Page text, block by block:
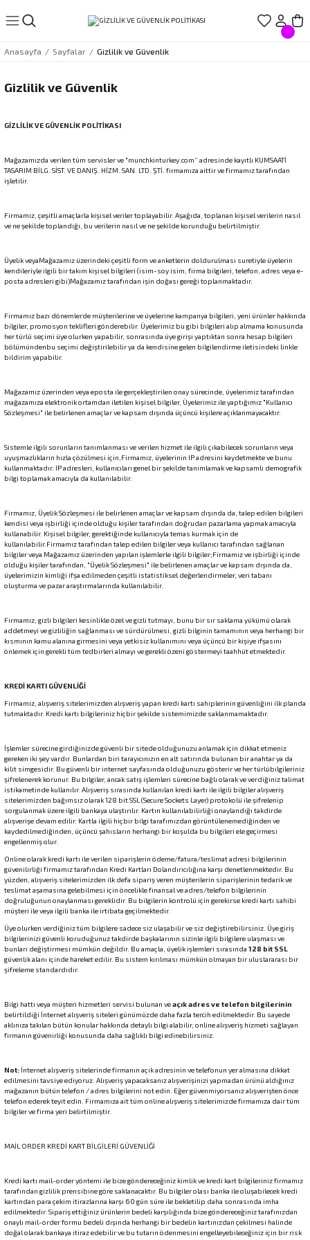
Geri Dön
Geri Dön
Suluklar
Geri Dön
Setleri
Geri Dön
Geri Dön
Anasayfa Sayfalar Gizlilik ve Güvenlik
Gizlilik ve Güvenlik
GİZLİLİK VE GÜVENLİK POLİTİKASI
Mağazamızda verilen tüm servisler ve "munchkinturkey.com” adresinde kayıtlı KUMSAATİ
TASARIM BİLG. SİST. VE DANIŞ. HİZM. SAN. LTD. ŞTİ. firmamıza aittir ve firmamız tarafından
işletilir.
Firmamız, çeşitli amaçlarla kişisel veriler toplayabilir. Aşağıda, toplanan kişisel verilerin nasıl
ve ne şekilde toplandığı, bu verilerin nasıl ve ne şekilde korunduğu belirtilmiştir.
Üyelik veyaMağazamız üzerindeki çeşitli form ve anketlerin doldurulması suretiyle üyelerin
kendileriyle ilgili bir takım kişisel bilgileri (isim-soy isim, firma bilgileri, telefon, adres veya e-
posta adresleri gibi)Mağazamız tarafından işin doğası gereği toplanmaktadır.
Firmamız bazı dönemlerde müşterilerine ve üyelerine kampanya bilgileri, yeni ürünler hakkında
bilgiler, promosyon teklifleri gönderebilir. Üyelerimiz bu gibi bilgileri alıp almama konusunda
her türlü seçimi üye olurken yapabilir, sonrasında üye girişi yaptıktan sonra hesap bilgileri
bölümündenbu seçimi değiştirilebilir ya da kendisine gelen bilgilendirme iletisindeki linkle
bildirim yapabilir.
Mağazamız üzerinden veya eposta ile gerçekleştirilen onay sürecinde, üyelerimiz tarafından
mağazamıza elektronik ortamdan iletilen kişisel bilgiler, Üyelerimiz ile yaptığımız "Kullanıcı
Sözleşmesi" ile belirlenen amaçlar ve kapsam dışında üçüncü kişilere açıklanmayacaktır.
Sistemle ilgili sorunların tanımlanması ve verilen hizmet ile ilgili çıkabilecek sorunların veya
uyuşmazlıkların hızla çözülmesi için,Firmamız, üyelerinin IP adresini kaydetmekte ve bunu
kullanmaktadır. IP adresleri, kullanıcıları genel bir şekilde tanımlamak ve kapsamlı demografik
bilgi toplamak amacıyla da kullanılabilir.
Firmamız, Üyelik Sözleşmesi ile belirlenen amaçlar ve kapsam dışında da, talep edilen bilgileri
kendisi veya işbirliği içinde olduğu kişiler tarafından doğrudan pazarlama yapmak amacıyla
kullanabilir. Kişisel bilgiler, gerektiğinde kullanıcıyla temas kurmak için de
kullanılabilir.Firmamız tarafından talep edilen bilgiler veya kullanıcı tarafından sağlanan
bilgiler veya Mağazamız üzerinden yapılan işlemlerle ilgili bilgiler;Firmamız ve işbirliği içinde
olduğu kişiler tarafından, "Üyelik Sözleşmesi" ile belirlenen amaçlar ve kapsam dışında da,
üyelerimizin kimliği ifşa edilmeden çeşitli istatistiksel değerlendirmeler, veri tabanı
oluşturma ve pazar araştırmalarında kullanılabilir.
Firmamız, gizli bilgileri kesinlikle özel ve gizli tutmayı, bunu bir sır saklama yükümü olarak
addetmeyi ve gizliliğin sağlanması ve sürdürülmesi, gizli bilginin tamamının veya herhangi bir
kısmının kamu alanına girmesini veya yetkisiz kullanımını veya üçüncü bir kişiye ifşasını
önlemek için gerekli tüm tedbirleri almayı ve gerekli özeni göstermeyi taahhüt etmektedir.
KREDİ KARTI GÜVENLİĞİ
Firmamız, alışveriş sitelerimizden alışveriş yapan kredi kartı sahiplerinin güvenliğini ilk planda
tutmaktadır. Kredi kartı bilgileriniz hiçbir şekilde sistemimizde saklanmamaktadır.
İşlemler sürecine girdiğinizde güvenli bir sitede olduğunuzu anlamak için dikkat etmeniz
gereken iki şey vardır. Bunlardan biri tarayıcınızın en alt satırında bulunan bir anahtar ya da
kilit simgesidir. Bu güvenli bir internet sayfasında olduğunuzu gösterir ve her türlübilgileriniz
şifrelenerek korunur. Bu bilgiler, ancak satış işlemleri sürecine bağlı olarak ve verdiğiniz talimat
istikametinde kullanılır. Alışveriş sırasında kullanılan kredi kartı ile ilgili bilgiler alışveriş
sitelerimizden bağımsız olarak 128 bit SSL (Secure Sockets Layer) protokolü ile şifrelenip
sorgulanmak üzere ilgili bankaya ulaştırılır. Kartın kullanılabilirliği onaylandığı takdirde
alışverişe devam edilir. Kartla ilgili hiçbir bilgi tarafımızdan görüntülenemediğinden ve
kaydedilmediğinden, üçüncü şahısların herhangi bir koşulda bu bilgileri ele geçirmesi
engellenmiş olur.
Online olarak kredi kartı ile verilen siparişlerin ödeme/fatura/teslimat adresi bilgilerinin
güvenilirliği firmamız tarafından Kredi Kartları Dolandırıcılığına karşı denetlenmektedir. Bu
yüzden, alışveriş sitelerimizden ilk defa sipariş veren müşterilerin siparişlerinin tedarik ve
teslimat aşamasına gelebilmesi için öncelikle finansal ve adres/telefon bilgilerinin
doğruluğunun onaylanması gereklidir. Bu bilgilerin kontrolü için gerekirse kredi kartı sahibi
müşteri ile veya ilgili banka ile irtibata geçilmektedir.
Üye olurken verdiğiniz tüm bilgilere sadece siz ulaşabilir ve siz değiştirebilirsiniz. Üye giriş
bilgilerinizi güvenli koruduğunuz takdirde başkalarının sizinle ilgili bilgilere ulaşması ve
bunları değiştirmesi mümkün değildir. Bu amaçla, üyelik işlemleri sırasında 128 bit SSL
güvenlik alanı içinde hareket edilir. Bu sistem kırılması mümkün olmayan bir uluslararası bir
şifreleme standardıdır.
Bilgi hattı veya müşteri hizmetleri servisi bulunan veaçık adres ve telefon bilgilerinin
belirtildiği İnternet alışveriş siteleri günümüzde daha fazla tercih edilmektedir. Bu sayede
aklınıza takılan bütün konular hakkında detaylı bilgi alabilir, online alışveriş hizmeti sağlayan
firmanın güvenirliği konusunda daha sağlıklı bilgi edinebilirsiniz.
Not:İnternet alışveriş sitelerinde firmanın açık adresinin ve telefonun yer almasına dikkat
edilmesini tavsiye ediyoruz. Alışveriş yapacaksanız alışverişinizi yapmadan ürünü aldığınız
mağazanın bütün telefon / adres bilgilerini not edin. Eğer güvenmiyorsanız alışverişten önce
telefon ederek teyit edin. Firmamıza ait tüm online alışveriş sitelerimizde firmamıza dair tüm
bilgiler ve firma yeri belirtilmiştir.
MAİL ORDER KREDİ KART BİLGİLERİ GÜVENLİĞİ
Kredi kartı mail-order yöntemi ile bize göndereceğiniz kimlik ve kredi kart bilgileriniz firmamız
tarafından gizlilik prensibine göre saklanacaktır. Bu bilgiler olası banka ile oluşabilecek kredi
kartından para çekim itirazlarına karşı 60 gün süre ile bekletilip daha sonrasında imha
edilmektedir. Sipariş ettiğiniz ürünlerin bedeli karşılığında bize göndereceğiniz tarafınızdan
onaylı mail-order formu bedeli dışında herhangi bir bedelin kartınızdan çekilmesi halinde
doğal olarak bankaya itiraz edebilir ve bu tutarın ödenmesini engelleyebileceğiniz için bir risk